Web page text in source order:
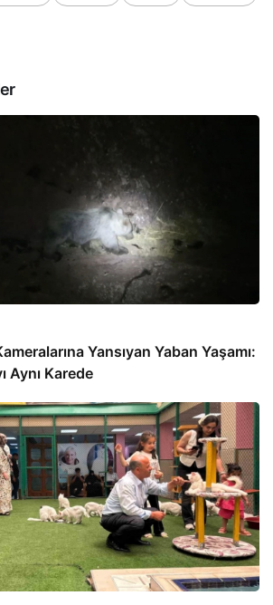
Yansıyan Yaban Yaşamı:
Aynı Karede